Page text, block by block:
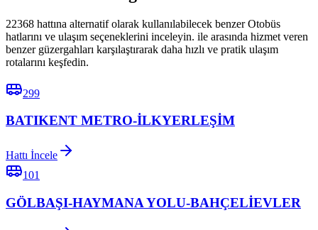
22368 hattına alternatif olarak kullanılabilecek benzer Otobüs
hatlarını ve ulaşım seçeneklerini inceleyin. ile arasında hizmet veren
benzer güzergahları karşılaştırarak daha hızlı ve pratik ulaşım
rotalarını keşfedin.
299
BATIKENT METRO-İLKYERLEŞİM
Hattı İncele
101
GÖLBAŞI-HAYMANA YOLU-BAHÇELİEVLER